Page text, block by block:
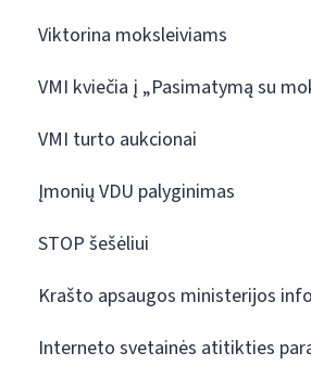
Viktorina moksleiviams
VMI kviečia į „Pasimatymą su
VMI turto aukcionai
Įmonių VDU palyginimas
STOP šešėliui
Krašto apsaugos ministerijos
Interneto svetainės atitikties